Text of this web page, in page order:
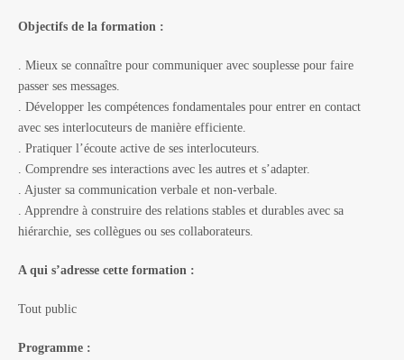
Objectifs de la formation :
. Mieux se connaître pour communiquer avec souplesse pour faire
passer ses messages.
. Développer les compétences fondamentales pour entrer en contact
avec ses interlocuteurs de manière efficiente.
. Pratiquer l’écoute active de ses interlocuteurs.
. Comprendre ses interactions avec les autres et s’adapter.
. Ajuster sa communication verbale et non-verbale.
. Apprendre à construire des relations stables et durables avec sa
hiérarchie, ses collègues ou ses collaborateurs.
A qui s’adresse cette formation :
Tout public
Programme :